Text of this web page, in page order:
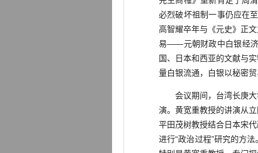
必烈破坏祖制一事仍应在
高智耀卒年与《元史》正
易——元朝财政中白银经济
国、日本和西亚的文献与
量白银流通，白银以秘密
会议期间，台湾长庚大
演。黄宽重教授的讲演从
平田茂树教授结合日本宋
进行“政治过程”研究的方